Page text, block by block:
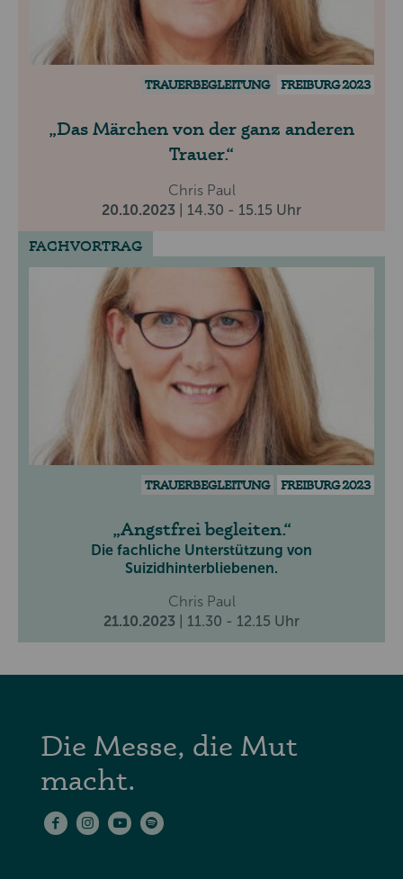
TRAUERBEGLEITUNG FREIBURG 2023
Das Märchen von der ganz anderen
Trauer.
Chris Paul
20.10.2023
| 14.30 - 15.15 Uhr
FACHVORTRAG
TRAUERBEGLEITUNG FREIBURG 2023
Angstfrei begleiten.
Die fachliche Unterstützung von
Suizidhinterbliebenen.
Chris Paul
21.10.2023
| 11.30 - 12.15 Uhr
Die Messe, die Mut
macht.